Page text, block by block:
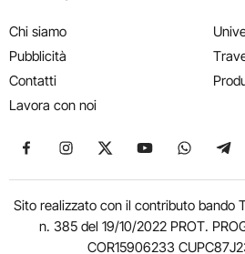
Chi siamo
Pubblicità
Contatti
Lavora con noi
Seguici su Facebook
Seguici su Instagram
Seguici su X
Seguici su
Seguici
Sito realizzato con il contributo bando
n. 385 del 19/10/2022 PROT.
COR15906233